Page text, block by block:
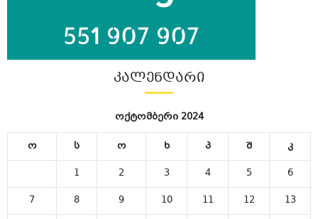
ᲙᲐᲚᲔᲜᲓᲐᲠᲘ
ოქტომბერი 2024
ო ს ო ხ პ შ
კ
1
2 3 4 5
6
7
8 9 10 11 12
13